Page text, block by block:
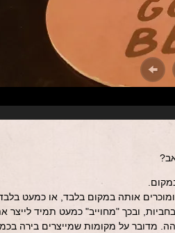
אותה במקום בלבד, או כמעט
ובכך "מחוייב" כמעט תמיד לייצר
מדובר על מקומות שמייצרים בירה